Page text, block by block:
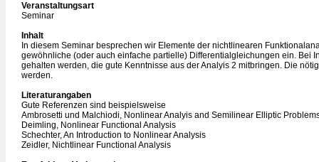
Veranstaltungsart
Seminar
Inhalt
In diesem Seminar besprechen wir Elemente der nichtlinearen
gewöhnliche (oder auch einfache partielle) Differentialgleichungen ein. Bei
gehalten werden, die gute Kenntnisse aus der Analyis 2 mitbringen. Die
werden.
Literaturangaben
Gute Referenzen sind beispielsweise
Ambrosetti und Malchiodi, Nonlinear Analyis and Semilinear Elliptic
Deimling, Nonlinear Functional Analysis
Schechter, An Introduction to Nonlinear Analysis
Zeidler, Nichtlinear Functional Analysis